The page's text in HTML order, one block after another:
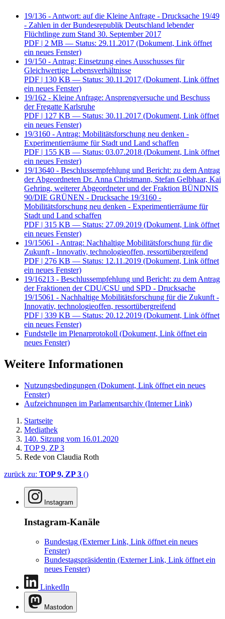
19/136 - Antwort: auf die Kleine Anfrage - Drucksache 19/49
- Zahlen in der Bundesrepublik Deutschland lebender
Flüchtlinge zum Stand 30. September 2017
PDF | 2 MB — Status: 29.11.2017 (Dokument, Link öffnet
ein neues Fenster)
19/150 - Antrag: Einsetzung eines Ausschusses für
Gleichwertige Lebensverhältnisse
PDF | 130 KB — Status: 30.11.2017 (Dokument, Link öffnet
ein neues Fenster)
19/162 - Kleine Anfrage: Ansprengversuche und Beschuss
der Fregatte Karlsruhe
PDF | 127 KB — Status: 30.11.2017 (Dokument, Link öffnet
ein neues Fenster)
19/3160 - Antrag: Mobilitätsforschung neu denken -
Experimentierräume für Stadt und Land schaffen
PDF | 155 KB — Status: 03.07.2018 (Dokument, Link öffnet
ein neues Fenster)
19/13640 - Beschlussempfehlung und Bericht: zu dem Antrag
der Abgeordneten Dr. Anna Christmann, Stefan Gelbhaar, Kai
Gehring, weiterer Abgeordneter und der Fraktion BÜNDNIS
90/DIE GRÜNEN - Drucksache 19/3160 -
Mobilitätsforschung neu denken - Experimentierräume für
Stadt und Land schaffen
PDF | 315 KB — Status: 27.09.2019 (Dokument, Link öffnet
ein neues Fenster)
19/15061 - Antrag: Nachhaltige Mobilitätsforschung für die
Zukunft - Innovativ, technologieoffen, ressortübergreifend
PDF | 276 KB — Status: 12.11.2019 (Dokument, Link öffnet
ein neues Fenster)
19/16213 - Beschlussempfehlung und Bericht: zu dem Antrag
der Fraktionen der CDU/CSU und SPD - Drucksache
19/15061 - Nachhaltige Mobilitätsforschung für die Zukunft -
Innovativ, technologieoffen, ressortübergreifend
PDF | 339 KB — Status: 20.12.2019 (Dokument, Link öffnet
ein neues Fenster)
Fundstelle im Plenarprotokoll (Dokument, Link öffnet ein
neues Fenster)
Weitere Informationen
Nutzungsbedingungen (Dokument, Link öffnet ein neues
Fenster)
Aufzeichnungen im Parlamentsarchiv (Interner Link)
Startseite
Mediathek
140. Sitzung vom 16.01.2020
TOP 9, ZP 3
Rede von Claudia Roth
zurück zu: TOP 9, ZP 3 ()
Instagram
Instagram-Kanäle
Bundestag (Externer Link, Link öffnet ein neues
Fenster)
Bundestagspräsidentin (Externer Link, Link öffnet ein
neues Fenster)
LinkedIn
Mastodon